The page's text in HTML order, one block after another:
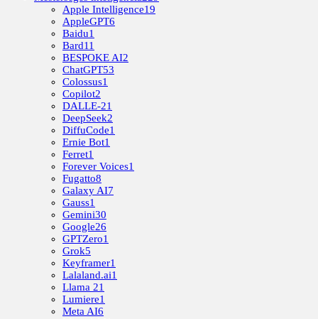
Apple Intelligence19
AppleGPT6
Baidu1
Bard11
BESPOKE AI2
ChatGPT53
Colossus1
Copilot2
DALLE-21
DeepSeek2
DiffuCode1
Ernie Bot1
Ferret1
Forever Voices1
Fugatto8
Galaxy AI7
Gauss1
Gemini30
Google26
GPTZero1
Grok5
Keyframer1
Lalaland.ai1
Llama 21
Lumiere1
Meta AI6